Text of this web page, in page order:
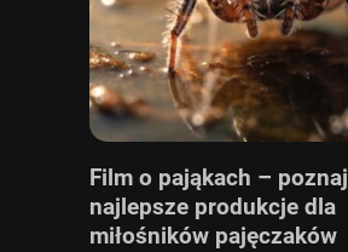
Film o pająkach – poznaj
najlepsze produkcje dla
miłośników pajęczaków